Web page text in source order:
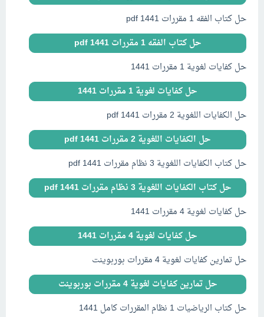
حل كتاب الفقه 1 مقررات pdf 1441
حل كتاب الفقه 1 مقررات pdf 1441
حل كفايات لغوية 1 مقررات 1441
حل كفايات لغوية 1 مقررات 1441
حل الكفايات اللغوية 2 مقررات 1441 pdf
حل الكفايات اللغوية 2 مقررات 1441 pdf
حل كتاب الكفايات اللغوية 3 نظام مقررات 1441 pdf
حل كتاب الكفايات اللغوية 3 نظام مقررات 1441 pdf
حل كفايات لغوية 4 مقررات 1441
حل كفايات لغوية 4 مقررات 1441
حل تمارين كفايات لغوية 4 مقررات بوربوينت
حل تمارين كفايات لغوية 4 مقررات بوربوينت
حل كتاب الرياضيات 1 نظام المقررات كامل 1441